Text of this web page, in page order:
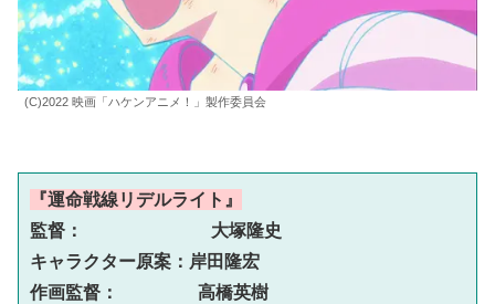
(C)2022 映画「ハケンアニメ！」製作委員会
『運命戦線リデルライト』
監督：　          大塚隆史
キャラクター原案：岸田隆宏
作画監督：　　    高橋英樹